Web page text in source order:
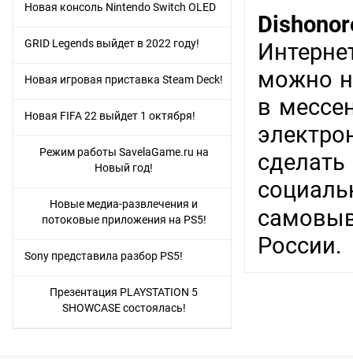
можно
в
России.
Новая консоль Nintendo Switch OLED
GRID Legends выйдет в 2022 году!
Новая игровая приставка Steam Deck!
Новая FIFA 22 выйдет 1 октября!
Режим работы SavelaGame.ru на
Новый год!
Новые медиа-развлечения и
потоковые приложения на PS5!
Sony представила разбор PS5!
Презентация PLAYSTATION 5
SHOWCASE состоялась!